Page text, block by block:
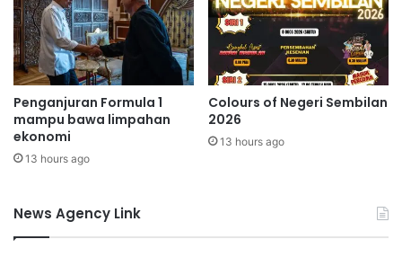
3
,
0
0
0
d
a
r
i
d
a
a
n
c
a
r
,
S
e
d
U
n
Penganjuran Formula 1
mampu bawa limpahan
ekonomi
13 hours ago
Colours of Negeri Sembilan
2026
13 hours ago
News Agency Link